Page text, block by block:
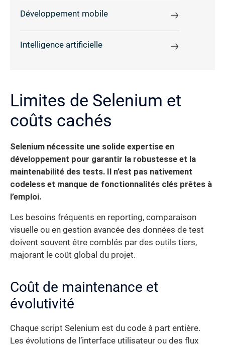
Développement mobile
Intelligence artificielle
Limites de Selenium et
coûts cachés
Selenium nécessite une solide expertise en
développement pour garantir la robustesse et la
maintenabilité des tests. Il n’est pas nativement
codeless et manque de fonctionnalités clés prêtes à
l’emploi.
Les besoins fréquents en reporting, comparaison
visuelle ou en gestion avancée des données de test
doivent souvent être comblés par des outils tiers,
majorant le coût global du projet.
Coût de maintenance et
évolutivité
Chaque script Selenium est du code à part entière.
Les évolutions de l’interface utilisateur ou des flux